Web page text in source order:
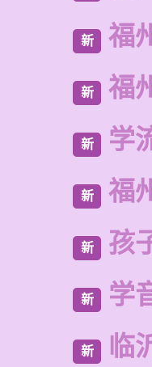
新 福
新 福
新 学
新 福
新 孩
新 学
新 临